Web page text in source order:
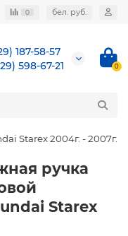
0 бел. руб.
187-58-57
598-67-21
0
Starex 2004г. - 2007г.
ручка
Starex